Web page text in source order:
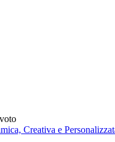
Creativa e